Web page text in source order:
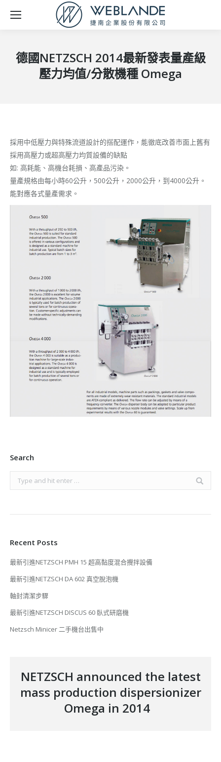
德國NETZSCH 2014最新發表量產級
壓力均值/分散機種 Omega
採用中低壓力與特殊流道設計的搭配運作，能徹底改善市面上舊有
採用高壓力或超高壓力均質設備的缺點
如: 高耗能、高機台耗損、高產品污染。
量產規格由每小時60公升，500公升，2000公升，到4000公升。
能對應各式量產需求。
Search
Search:
Recent Posts
最新引進NETZSCH PMH 15 超高黏度混合攪拌設備
最新引進NETZSCH DA 602 真空脫泡機
軸封清潔步驟
最新引進NETZSCH DISCUS 60 臥式研磨機
Netzsch Minicer 二手機台出售中
NETZSCH announced the latest
mass production dispersionizer
Omega in 2014